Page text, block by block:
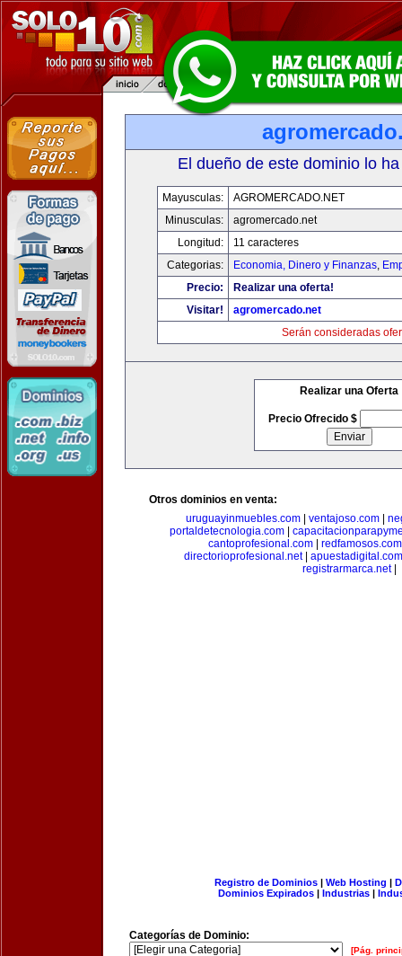
El dueño de este dominio lo
Mayusculas:
AGROMERCADO.NET
Minusculas:
agromercado.net
Longitud:
11 caracteres
Categorias:
Economia, Dinero y Finanzas,
Precio:
Realizar una oferta!
Visitar!
agromercado.net
Serán consideradas
Realizar una Oferta
Precio Ofrecido $
Otros dominios en venta:
uruguayinmuebles.com| ventajoso.com|
portaldetecnologia.com|
cantoprofesional.com
redfamosos.com
directorioprofesional.net| apuestadigital.com
registrarmarca.net|
Registro de Dominios| Web Hosting |
Dominios Expirados | Industrias |
Categorías de Dominio:
[Pág.